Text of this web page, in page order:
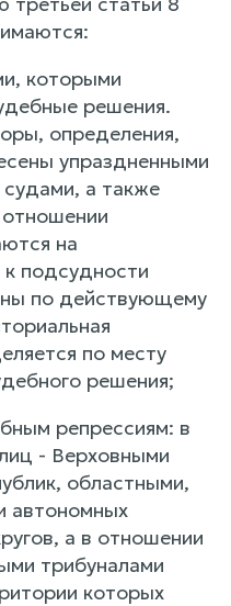
которыми
решения.
определения,
упраздненными
а также
на
подсудности
по действующему
по месту
решения;
репрессиям: в
- Верховными
областными,
автономных
а в отношении
трибуналами
которых